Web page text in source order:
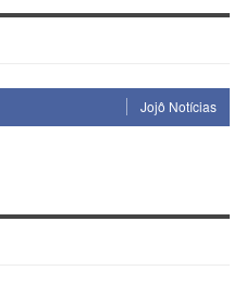
Jojô Notícias